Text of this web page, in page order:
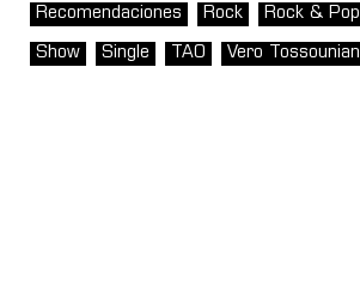
Recomendaciones Rock Rock & Pop
Show Single TAO Vero Tossounian